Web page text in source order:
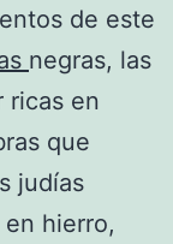
de este
negras, las
ricas en
que
judías
hierro,